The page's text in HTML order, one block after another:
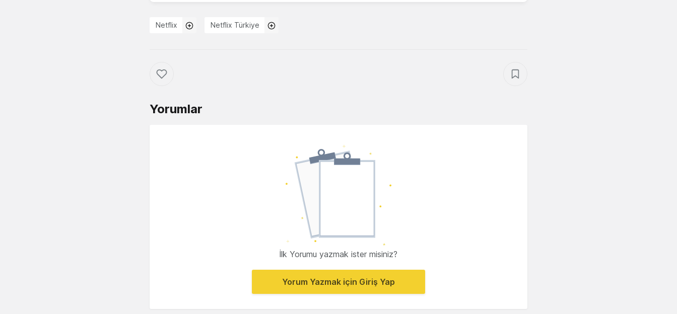
Netflix Netflix Türkiye
Yorumlar
İlk Yorumu yazmak ister misiniz?
Yorum Yazmak için Giriş Yap